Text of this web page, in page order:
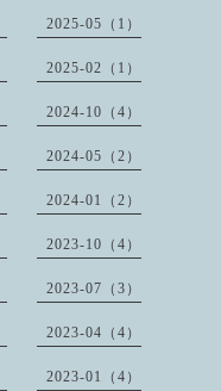
2025-05（1）
2025-02（1）
2024-10（4）
2024-05（2）
2024-01（2）
2023-10（4）
2023-07（3）
2023-04（4）
2023-01（4）